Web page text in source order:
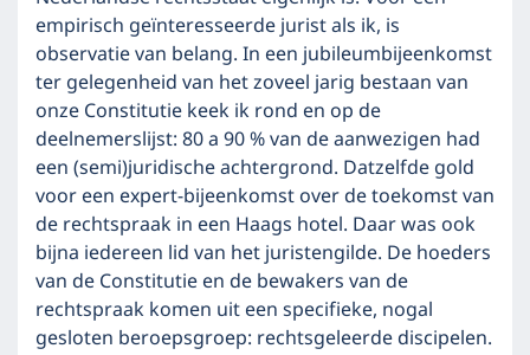
empirisch geïnteresseerde jurist als ik, is
observatie van belang. In een jubileumbijeenkomst
ter gelegenheid van het zoveel jarig bestaan van
onze Constitutie keek ik rond en op de
deelnemerslijst: 80 a 90 % van de aanwezigen had
een (semi)juridische achtergrond. Datzelfde gold
voor een expert-bijeenkomst over de toekomst van
de rechtspraak in een Haags hotel. Daar was ook
bijna iedereen lid van het juristengilde. De hoeders
van de Constitutie en de bewakers van de
rechtspraak komen uit een specifieke, nogal
gesloten beroepsgroep: rechtsgeleerde discipelen.